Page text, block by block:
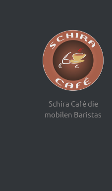
Schira Café die
mobilen Baristas